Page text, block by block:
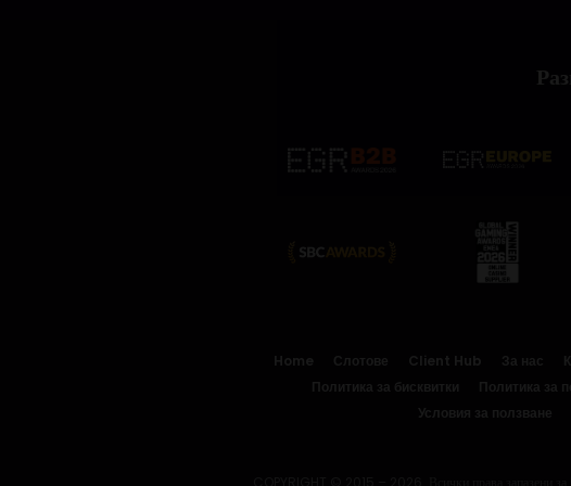
Home Слотове Client Hub За нас
Политика за бисквитки
Политика за
Условия за ползване